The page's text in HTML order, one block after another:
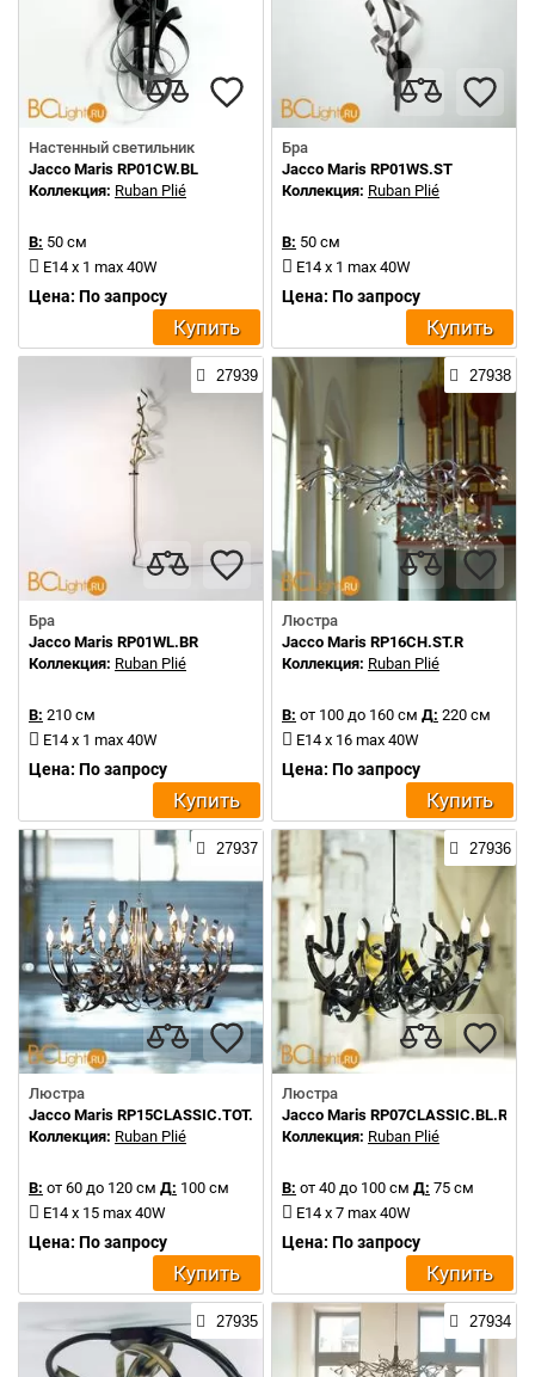
Настенный светильник
Jacco Maris RP01CW.BL
Коллекция: Ruban Plié
В: 50 см
E14 x 1 max 40W
Цена: По запросу
Купить
Бра
Jacco Maris RP01WS.ST
Коллекция: Ruban Plié
В: 50 см
E14 x 1 max 40W
Цена: По запросу
Купить
27939
Бра
Jacco Maris RP01WL.BR
Коллекция: Ruban Plié
В: 210 см
E14 x 1 max 40W
Цена: По запросу
Купить
27938
Люстра
Jacco Maris RP16CH.ST.R
Коллекция: Ruban Plié
В: от 100 до 160 см Д: 220 см
E14 x 16 max 40W
Цена: По запросу
Купить
27937
Люстра
Jacco Maris RP15CLASSIC.TOT.HG.R
Коллекция: Ruban Plié
В: от 60 до 120 см Д: 100 см
E14 x 15 max 40W
Цена: По запросу
Купить
27936
Люстра
Jacco Maris RP07CLASSIC.BL.R
Коллекция: Ruban Plié
В: от 40 до 100 см Д: 75 см
E14 x 7 max 40W
Цена: По запросу
Купить
27935 27934